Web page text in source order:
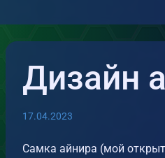
Дизайн
17.04.2023
Самка айнира (мой